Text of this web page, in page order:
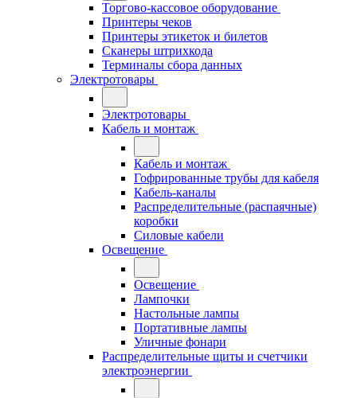
Торгово-кассовое оборудование
Принтеры чеков
Принтеры этикеток и билетов
Сканеры штрихкода
Терминалы сбора данных
Электротовары
Электротовары
Кабель и монтаж
Кабель и монтаж
Гофрированные трубы для кабеля
Кабель-каналы
Распределительные (распаячные)
коробки
Силовые кабели
Освещение
Освещение
Лампочки
Настольные лампы
Портативные лампы
Уличные фонари
Распределительные щиты и счетчики
электроэнергии